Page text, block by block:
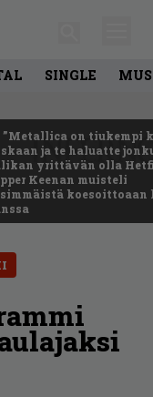
SINGLE
”Metallica on tiukempi
ja te haluatte
yrittävän olla
Keenan muisteli